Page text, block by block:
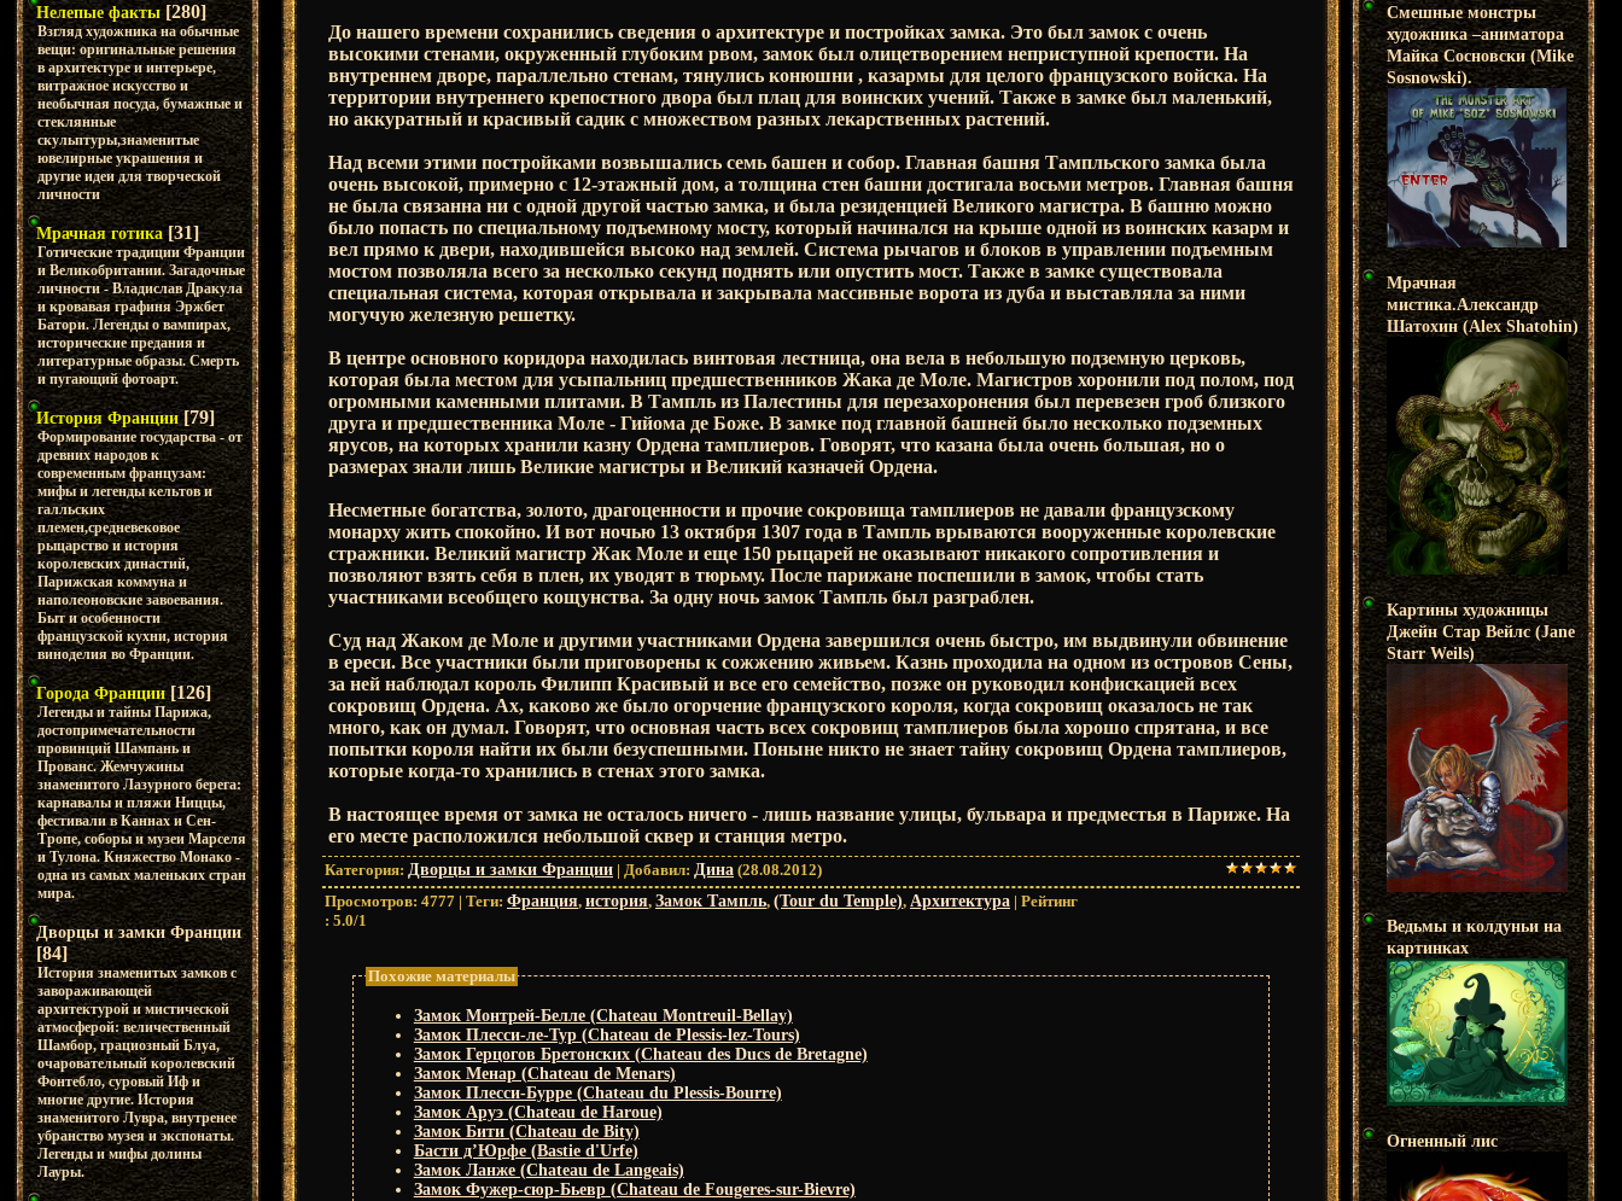
Нелепые факты [280]
Взгляд художника на обычные
вещи: оригинальные решения
в архитектуре и интерьере,
витражное искусство и
необычная посуда, бумажные и
стеклянные
скульптуры,знаменитые
ювелирные украшения и
другие идеи для творческой
личности
Мрачная готика [31]
Готические традиции Франции
и Великобритании. Загадочные
личности - Владислав Дракула
и кровавая графиня Эржбет
Батори. Легенды о вампирах,
исторические предания и
литературные образы. Смерть
и пугающий фотоарт.
История Франции [79]
Формирование государства - от
древних народов к
современным французам:
мифы и легенды кельтов и
галльских
племен,средневековое
рыцарство и история
королевских династий,
Парижская коммуна и
наполеоновские завоевания.
Быт и особенности
французской кухни, история
виноделия во Франции.
Города Франции [126]
Легенды и тайны Парижа,
достопримечательности
провинций Шампань и
Прованс. Жемчужины
знаменитого Лазурного берега:
карнавалы и пляжи Ниццы,
фестивали в Каннах и Сен-
Тропе, соборы и музеи Марселя
и Тулона. Княжество Монако -
одна из самых маленьких стран
мира.
Дворцы и замки Франции
[84]
История знаменитых замков с
завораживающей
архитектурой и мистической
атмосферой: величественный
Шамбор, грациозный Блуа,
очаровательный королевский
Фонтебло, суровый Иф и
многие другие. История
знаменитого Лувра, внутренее
убранство музея и экспонаты.
Легенды и мифы долины
Лауры.
До нашего времени сохранились сведения о архитектуре и постройках замка. Это был замок с очень
высокими стенами, окруженный глубоким рвом, замок был олицетворением неприступной крепости. На
внутреннем дворе, параллельно стенам, тянулись конюшни , казармы для целого французского войска. На
территории внутреннего крепостного двора был плац для воинских учений. Также в замке был маленький,
но аккуратный и красивый садик с множеством разных лекарственных растений.
Над всеми этими постройками возвышались семь башен и собор. Главная башня Тампльского замка была
очень высокой, примерно с 12-этажный дом, а толщина стен башни достигала восьми метров. Главная башня
не была связанна ни с одной другой частью замка, и была резиденцией Великого магистра. В башню можно
было попасть по специальному подъемному мосту, который начинался на крыше одной из воинских казарм и
вел прямо к двери, находившейся высоко над землей. Система рычагов и блоков в управлении подъемным
мостом позволяла всего за несколько секунд поднять или опустить мост. Также в замке существовала
специальная система, которая открывала и закрывала массивные ворота из дуба и выставляла за ними
могучую железную решетку.
В центре основного коридора находилась винтовая лестница, она вела в небольшую подземную церковь,
которая была местом для усыпальниц предшественников Жака де Моле. Магистров хоронили под полом, под
огромными каменными плитами. В Тампль из Палестины для перезахоронения был перевезен гроб близкого
друга и предшественника Моле - Гийома де Боже. В замке под главной башней было несколько подземных
ярусов, на которых хранили казну Ордена тамплиеров. Говорят, что казана была очень большая, но о
размерах знали лишь Великие магистры и Великий казначей Ордена.
Несметные богатства, золото, драгоценности и прочие сокровища тамплиеров не давали французскому
монарху жить спокойно. И вот ночью 13 октября 1307 года в Тампль врываются вооруженные королевские
стражники. Великий магистр Жак Моле и еще 150 рыцарей не оказывают никакого сопротивления и
позволяют взять себя в плен, их уводят в тюрьму. После парижане поспешили в замок, чтобы стать
участниками всеобщего кощунства. За одну ночь замок Тампль был разграблен.
Суд над Жаком де Моле и другими участниками Ордена завершился очень быстро, им выдвинули обвинение
в ереси. Все участники были приговорены к сожжению живьем. Казнь проходила на одном из островов Сены,
за ней наблюдал король Филипп Красивый и все его семейство, позже он руководил конфискацией всех
сокровищ Ордена. Ах, каково же было огорчение французского короля, когда сокровищ оказалось не так
много, как он думал. Говорят, что основная часть всех сокровищ тамплиеров была хорошо спрятана, и все
попытки короля найти их были безуспешными. Поныне никто не знает тайну сокровищ Ордена тамплиеров,
которые когда-то хранились в стенах этого замка.
В настоящее время от замка не осталось ничего - лишь название улицы, бульвара и предместья в Париже. На
его месте расположился небольшой сквер и станция метро.
Категория: Дворцы и замки Франции | Добавил: Дина (28.08.2012)
Просмотров: 4777 | Теги: Франция, история, Замок Тампль, (Tour du Temple), Архитектура | Рейтинг
: 5.0/1
Похожие материалы
Замок Монтрей-Белле (Chateau Montreuil-Bellay)
Замок Плесси-ле-Тур (Chateau de Plessis-lez-Tours)
Замок Герцогов Бретонских (Chateau des Ducs de Bretagne)
Замок Менар (Chateau de Menars)
Замок Плесси-Бурре (Chateau du Plessis-Bourre)
Замок Аруэ (Chateau de Haroue)
Замок Бити (Chateau de Bity)
Басти д’Юрфе (Bastie d'Urfe)
Замок Ланже (Chateau de Langeais)
Замок Фужер-сюр-Бьевр (Chateau de Fougeres-sur-Bievre)
Смешные монстры
художника –аниматора
Майка Сосновски (Mike
Sosnowski).
Мрачная
мистика.Александр
Шатохин (Alex Shatohin)
Картины художницы
Джейн Стар Вейлс (Jane
Starr Weils)
Ведьмы и колдуньи на
картинках
Огненный лис